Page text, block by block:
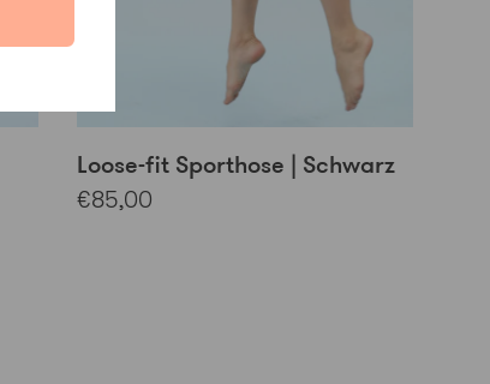
Loose-fit Sporthose | Schwarz
€85,00